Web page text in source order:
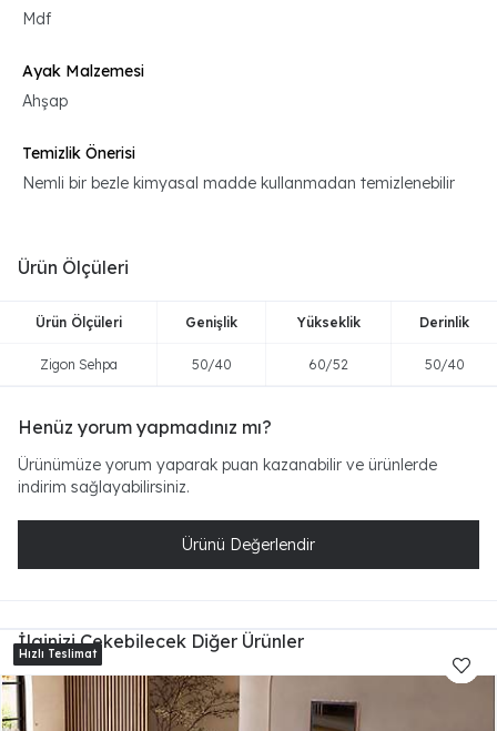
Mdf
Ayak Malzemesi
Ahşap
Temizlik Önerisi
Nemli bir bezle kimyasal madde kullanmadan temizlenebilir
Ürün Ölçüleri
Ürün Ölçüleri Genişlik Yükseklik Derinlik
Zigon Sehpa 50/40 60/52 50/40
Henüz yorum yapmadınız mı?
Ürünümüze yorum yaparak puan kazanabilir ve ürünlerde
indirim sağlayabilirsiniz.
Ürünü Değerlendir
İlginizi Çekebilecek Diğer Ürünler